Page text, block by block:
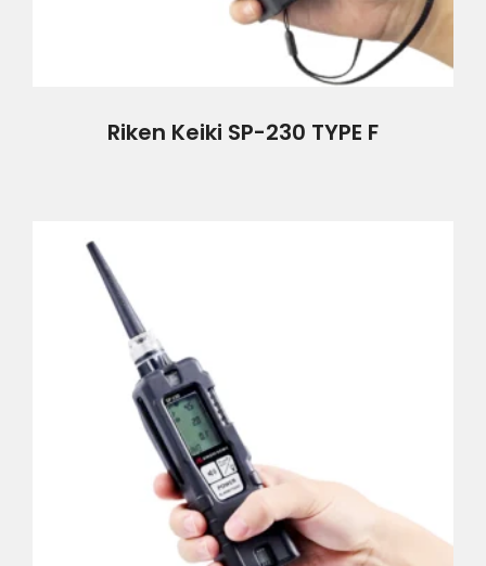
Riken Keiki SP-230 TYPE F